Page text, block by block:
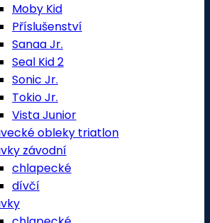
Moby Kid
Příslušenství
Sanaa Jr.
Seal Kid 2
Sonic Jr.
Tokio Jr.
Vista Junior
obleky triatlon
závodní
chlapecké
dívčí